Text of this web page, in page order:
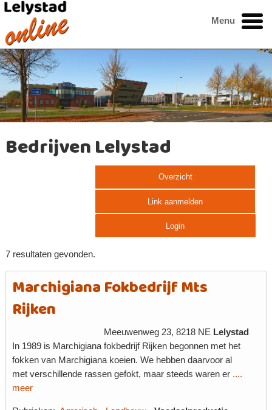
Menu
Bedrijven Lelystad
Overzicht
Link aanmelden
Login
7 resultaten gevonden.
Marchigiana Fokbedrijf Mts
Rijken
Meeuwenweg 23, 8218 NE Lelystad
In 1989 is Marchigiana fokbedrijf Rijken begonnen met het
fokken van Marchigiana koeien. We hebben daarvoor al
met verschillende rassen gefokt, maar steeds waren er ....
meer